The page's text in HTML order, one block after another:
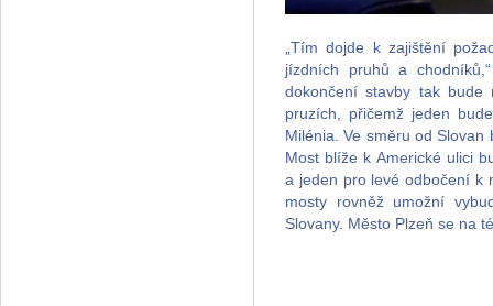
„Tím dojde k zajištění
jízdních pruhů a
dokončení stavby tak
pruzích, přičemž jeden
Milénia. Ve směru od
Most blíže k Americké ulici
a jeden pro levé odbočení k
mosty rovněž umožní
Slovany. Město Plzeň se na